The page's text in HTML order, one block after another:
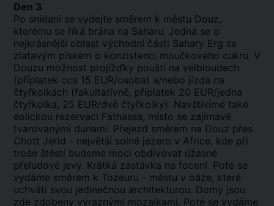
Den 3
Po snídani se vydejte směrem k městu Douz,
kterému se říká brána na Saharu. Jedná se o
nejkrásnější oblast východní části Sahary Erg se
zlatavým pískem o konzistenci moučkového cukru. V
Douzu možnost projížďky pouští na velbloudech
(příplatek cca 15 EUR/osoba) a/nebo jízda na
čtyřkolkách (fakultativně, příplatek 20 EUR/jedna
čtyřkolka, 25 EUR/dvě čtyřkolky). Navštívíme také
eolickou rezervaci Fatnassa, místo se zajímavě
tvarovanými dunami. Přejezd směrem na Douz přes
Chott Jerid - největší solné jezero v Africe, kde při
troše štěstí budeme moci obdivovat úžasné
přeludové jevy. Krátká zastávka na focení. Poté se
vydáme směrem k Tozeuru - městu v oáze, které
uchvátí svou jedinečnou architekturou. Domy jsou
zde zdobeny výraznými mozaikami. Poté se vydáme